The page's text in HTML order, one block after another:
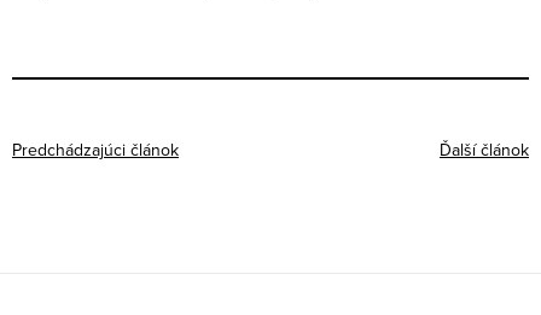
Predchádzajúci článok Ďalší článok